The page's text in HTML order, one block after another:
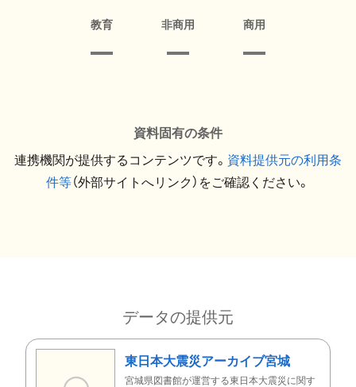
教育 非商用 商用
資料固有の条件
連携機関が提供するコンテンツです。 資料提供元の利用条
件等（外部サイトへリンク）をご確認ください。
データの提供元
東日本大震災アーカイブ宮城
宮城県図書館が運営する東日本大震災に関す